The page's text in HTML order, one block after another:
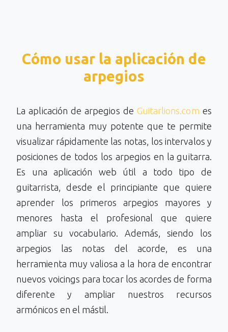
Cómo usar la aplicación de
arpegios
La aplicación de arpegios de Guitarlions.com es
una herramienta muy potente que te permite
visualizar rápidamente las notas, los intervalos y
posiciones de todos los arpegios en la guitarra.
Es una aplicación web útil a todo tipo de
guitarrista, desde el principiante que quiere
aprender los primeros arpegios mayores y
menores hasta el profesional que quiere
ampliar su vocabulario. Además, siendo los
arpegios las notas del acorde, es una
herramienta muy valiosa a la hora de encontrar
nuevos voicings para tocar los acordes de forma
diferente y ampliar nuestros recursos
armónicos en el mástil.